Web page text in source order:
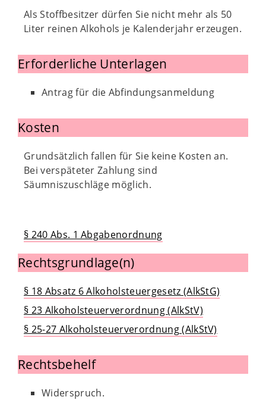
Als Stoffbesitzer dürfen Sie nicht mehr als 50
Liter reinen Alkohols je Kalenderjahr erzeugen.
Erforderliche Unterlagen
Antrag für die Abfindungsanmeldung
Kosten
Grundsätzlich fallen für Sie keine Kosten an.
Bei verspäteter Zahlung sind
Säumniszuschläge möglich.
§ 240 Abs. 1 Abgabenordnung
Rechtsgrundlage(n)
§ 18 Absatz 6 Alkoholsteuergesetz (AlkStG)
§ 23 Alkoholsteuerverordnung (AlkStV)
§ 25-27 Alkoholsteuerverordnung (AlkStV)
Rechtsbehelf
Widerspruch.